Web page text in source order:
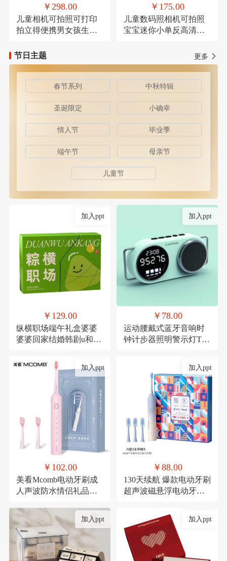
￥298.00
儿童相机可拍照可打印
拍立得便携男女孩生日
￥175.00
儿童数码照相机可拍照
宝宝迷你小单反高清卡
节日主题
更多
春节系列 中秋特辑
圣诞限定 小确幸
情人节 毕业季
端午节 母亲节
儿童节
加入ppt
￥129.00
纵横职场端午礼盒婆婆
婆婆回家结婚韩剧u和规
加入ppt
￥78.00
运动腰戴式蓝牙音响时
钟计步器照明警示灯TF
加入ppt
￥102.00
美看Mcomb电动牙刷成
人声波防水情侣礼品科
加入ppt
￥88.00
130天续航 爆款电动牙刷
超声波磁悬浮电动牙刷
加入ppt 加入ppt